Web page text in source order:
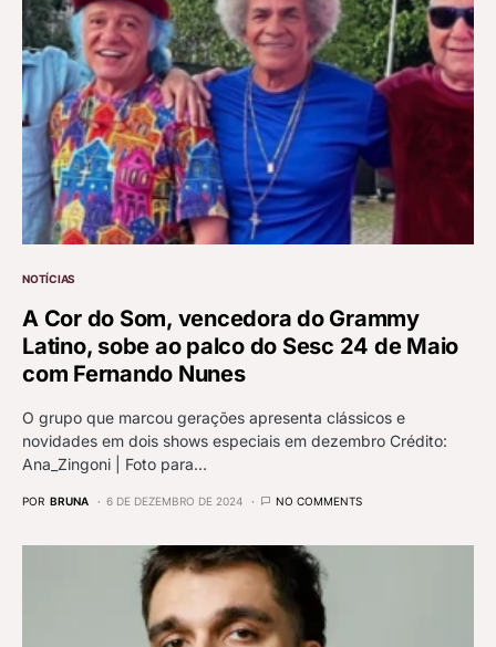
NOTÍCIAS
A Cor do Som, vencedora do Grammy
Latino, sobe ao palco do Sesc 24 de Maio
com Fernando Nunes
O grupo que marcou gerações apresenta clássicos e
novidades em dois shows especiais em dezembro Crédito:
Ana_Zingoni | Foto para…
POR BRUNA 6 DE DEZEMBRO DE 2024 NO COMMENTS